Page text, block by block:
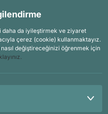
da iyileştirmek ve ziyaret
çerez (cookie) kullanmaktayız.
değiştireceğinizi öğrenmek için